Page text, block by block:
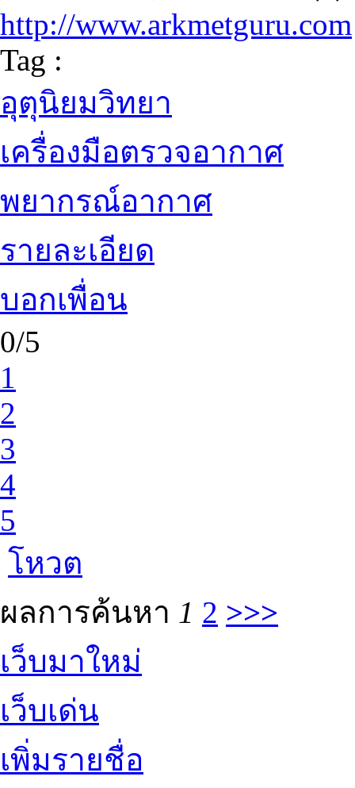
http://www.arkmetguru.com
Tag :
อุตุนิยมวิทยา
เครื่องมือตรวจอากาศ
พยากรณ์อากาศ
รายละเอียด
บอกเพื่อน
0/5
1
2
3
4
5
โหวต
ผลการค้นหา 1 2 >>>
เว็บมาใหม่
เว็บเด่น
เพิ่มรายชื่อ